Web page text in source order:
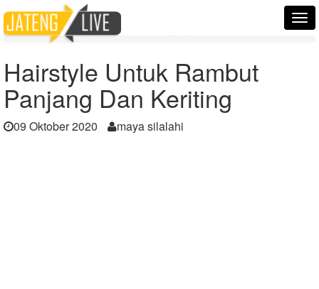
Home
Berita
Hairstyle Untuk Rambut Panjang Dan Keriting
Hairstyle Untuk Rambut
Panjang Dan Keriting
09 Oktober 2020 maya silalahi